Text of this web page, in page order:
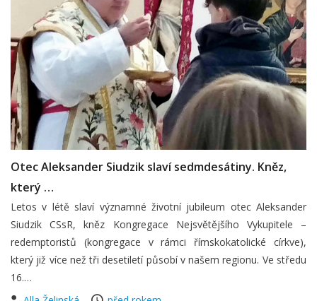
Otec Aleksander Siudzik slaví sedmdesátiny. Kněz,
který …
Letos v létě slaví významné životní jubileum otec Aleksander
Siudzik CSsR, kněz Kongregace Nejsvětějšího Vykupitele –
redemptoristů (kongregace v rámci římskokatolické církve),
který již více než tři desetiletí působí v našem regionu. Ve středu
16.…